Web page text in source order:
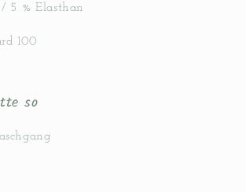
5 % Elasthan
100
so